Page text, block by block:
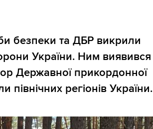
безпеки та ДБР викрили
України. Ним виявився
Державної прикордонної
північних регіонів України.